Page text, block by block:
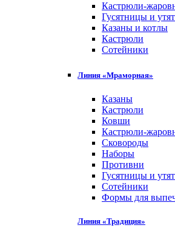
Кастрюли-
Гусятницы и
Казаны и котлы
Кастрюли
Сотейники
Линия «Мраморная»
Казаны
Кастрюли
Ковши
Кастрюли-
Сковороды
Наборы
Противни
Гусятницы и
Сотейники
Формы для
Линия «Традиция»